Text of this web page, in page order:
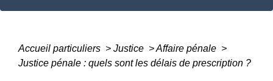
Accueil particuliers > Justice >Affaire pénale >
Justice pénale : quels sont les délais de prescription ?